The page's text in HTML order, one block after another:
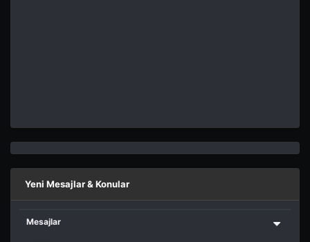
Yeni Mesajlar & Konular
Mesajlar